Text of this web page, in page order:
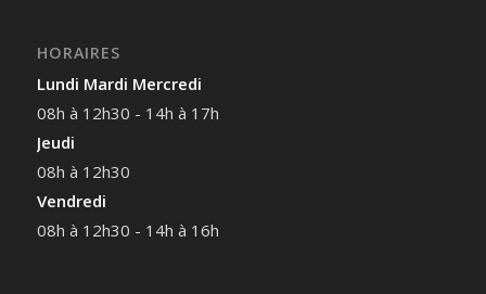
HORAIRES
Lundi Mardi Mercredi
08h à 12h30 - 14h à 17h
Jeudi
08h à 12h30
Vendredi
08h à 12h30 - 14h à 16h